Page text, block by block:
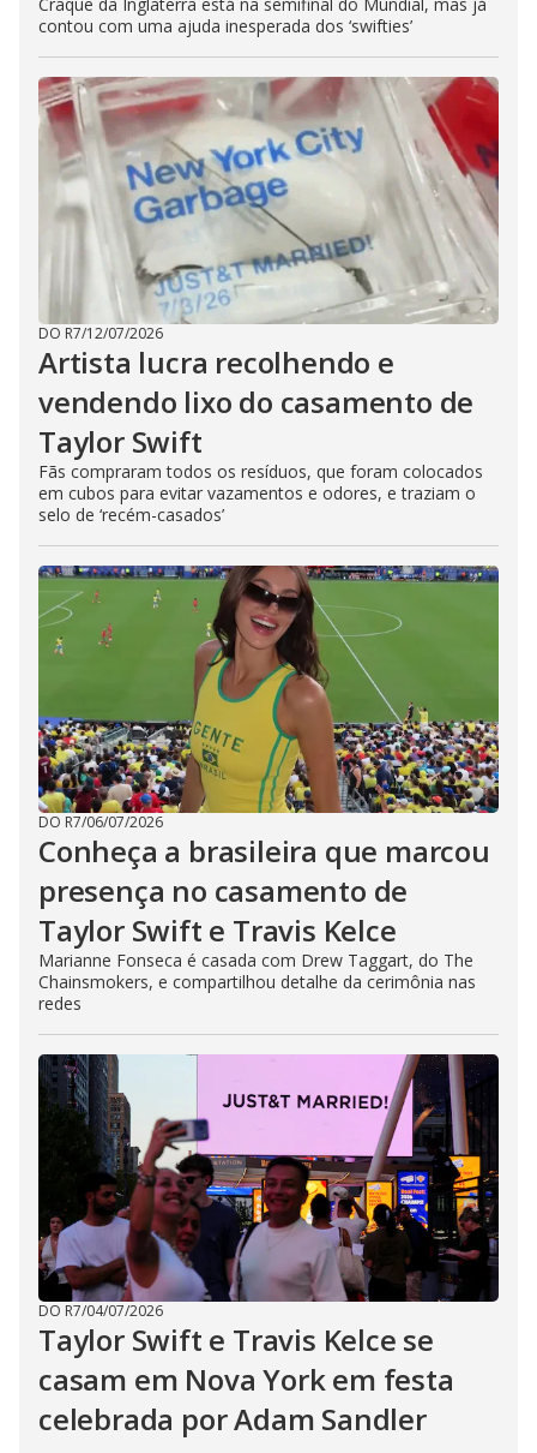
contou com uma ajuda inesperada dos ‘swifties’
DO R7/12/07/2026
Artista lucra recolhendo e
vendendo lixo do casamento de
Taylor Swift
Fãs compraram todos os resíduos, que foram colocados
em cubos para evitar vazamentos e odores, e traziam o
selo de ‘recém-casados’
DO R7/06/07/2026
Conheça a brasileira que marcou
presença no casamento de
Taylor Swift e Travis Kelce
Marianne Fonseca é casada com Drew Taggart, do The
Chainsmokers, e compartilhou detalhe da cerimônia nas
redes
DO R7/04/07/2026
Taylor Swift e Travis Kelce se
casam em Nova York em festa
celebrada por Adam Sandler